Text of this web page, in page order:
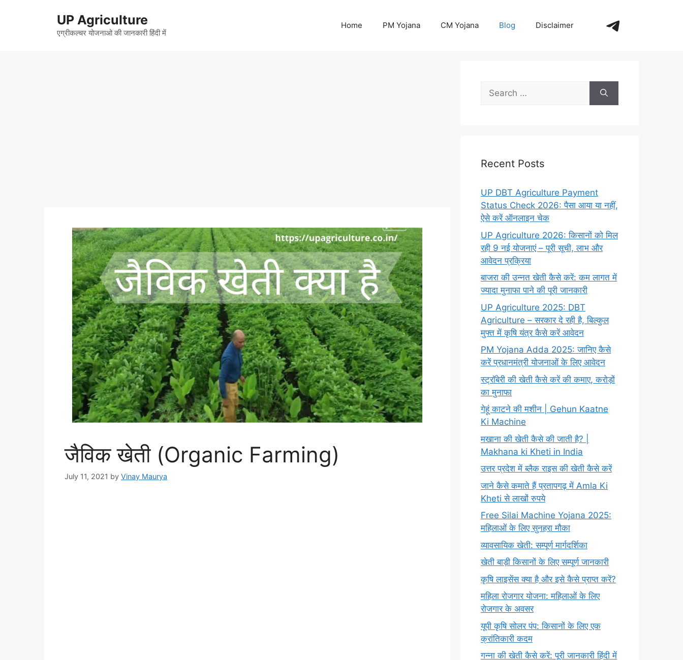
UP Agriculture
एग्रीकल्चर योजनाओ की जानकारी हिंदी में
Home PM Yojana CM Yojana Blog Disclaimer https://t.me/
जैविक खेती (Organic Farming)
July 11, 2021 by Vinay Maurya
Search
for:
Recent Posts
UP DBT Agriculture Payment
Status Check 2026: पैसा आया या नहीं,
ऐसे करें ऑनलाइन चेक
UP Agriculture 2026: किसानों को मिल
रही 9 नई योजनाएं – पूरी सूची, लाभ और
आवेदन प्रक्रिया
बाजरा की उन्नत खेती कैसे करें: कम लागत में
ज्यादा मुनाफा पाने की पूरी जानकारी
UP Agriculture 2025: DBT
Agriculture – सरकार दे रही है, बिल्कुल
मुफ्त में कृषि यंत्र कैसे करें आवेदन
PM Yojana Adda 2025: जानिए कैसे
करें प्रधानमंत्री योजनाओं के लिए आवेदन
स्ट्रॉबेरी की खेती कैसे करें की कमाए, करोड़ों
का मुनाफा
गेहूं काटने की मशीन | Gehun Kaatne
Ki Machine
मखाना की खेती कैसे की जाती है? |
Makhana ki Kheti in India
उत्तर प्रदेश में ब्लैक राइस की खेती कैसे करें
जाने कैसे कमाते हैं प्रतापगढ़ में Amla Ki
Kheti से लाखों रुपये
Free Silai Machine Yojana 2025:
महिलाओं के लिए सुनहरा मौका
व्यावसायिक खेती: सम्पूर्ण मार्गदर्शिका
खेती बाड़ी किसानों के लिए सम्पूर्ण जानकारी
कृषि लाइसेंस क्या है और इसे कैसे प्राप्त करें?
महिला रोजगार योजना: महिलाओं के लिए
रोजगार के अवसर
यूपी कृषि सोलर पंप: किसानों के लिए एक
क्रांतिकारी कदम
गन्ना की खेती कैसे करें: पूरी जानकारी हिंदी में